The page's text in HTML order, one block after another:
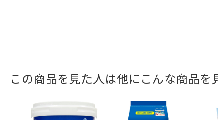
この商品を見た人は他にこんな商品を